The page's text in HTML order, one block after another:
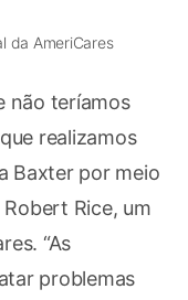
da AmeriCares
não teríamos
realizamos
Baxter por meio
Rice, um
“As
problemas